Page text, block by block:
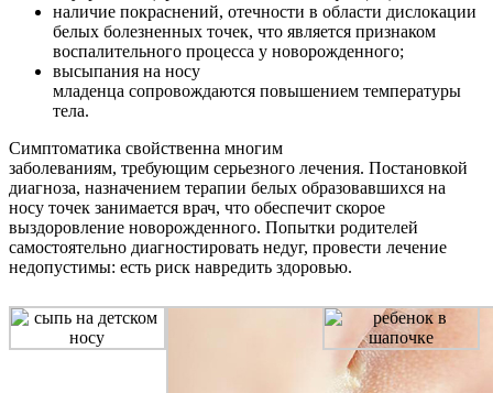
наличие покраснений, отечности в области дислокации
белых болезненных точек, что является признаком
воспалительного процесса у новорожденного;
высыпания на носу
младенца сопровождаются повышением температуры
тела.
Симптоматика свойственна многим
заболеваниям, требующим серьезного лечения. Постановкой
диагноза, назначением терапии белых образовавшихся на
носу точек занимается врач, что обеспечит скорое
выздоровление новорожденного. Попытки родителей
самостоятельно диагностировать недуг, провести лечение
недопустимы: есть риск навредить здоровью.